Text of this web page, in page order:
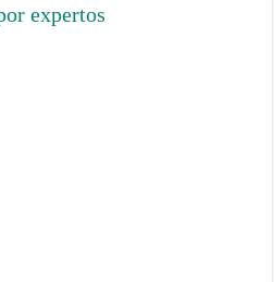
expertos